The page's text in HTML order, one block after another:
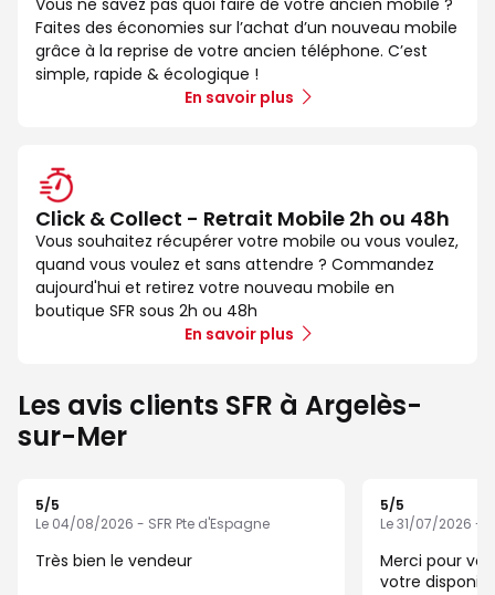
Faites des économies sur l’achat d’un nouveau mobile
grâce à la reprise de votre ancien téléphone. C’est
simple, rapide & écologique !
En savoir plus
Click & Collect - Retrait Mobile 2h ou 48h
Vous souhaitez récupérer votre mobile ou vous voulez,
quand vous voulez et sans attendre ? Commandez
aujourd'hui et retirez votre nouveau mobile en
boutique SFR sous 2h ou 48h
En savoir plus
Les avis clients SFR à Argelès-
sur-Mer
5/5
Le 04/08/2026 - SFR Pte d'Espagne
Très bien le vendeur
5/5
Le 31/07/2026 -
Merci pour
votre